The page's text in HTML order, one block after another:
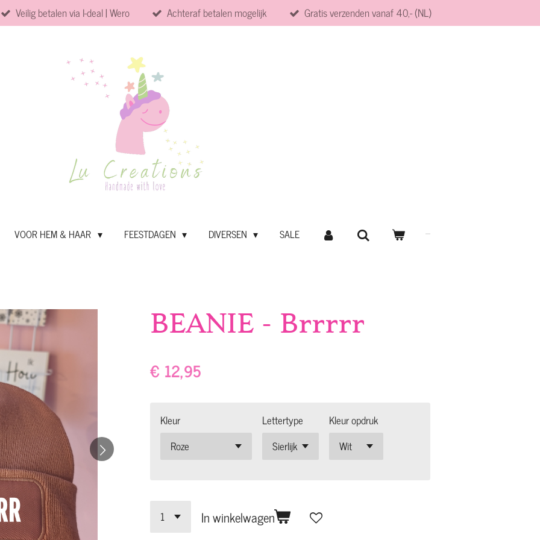
Veilig betalen via I-deal | Wero Achteraf betalen mogelijk Gratis verzenden vanaf 40,- (NL)
VOOR HEM & HAAR FEESTDAGEN DIVERSEN SALE
BEANIE - Brrrrr
€ 12,95
Kleur Lettertype Kleur opdruk
In winkelwagen